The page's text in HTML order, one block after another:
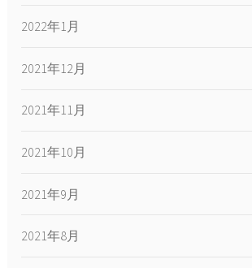
2022年1月
2021年12月
2021年11月
2021年10月
2021年9月
2021年8月